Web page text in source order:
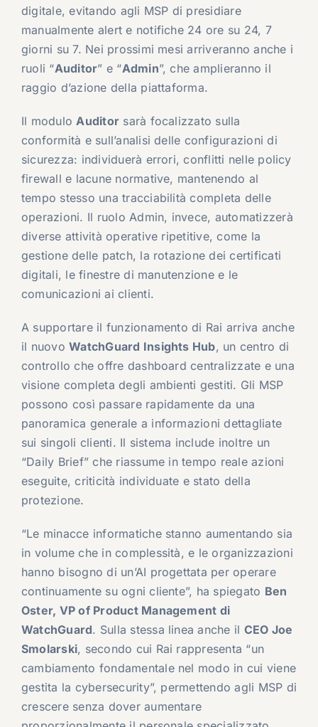
digitale, evitando agli MSP di presidiare
manualmente alert e notifiche 24 ore su 24, 7
giorni su 7. Nei prossimi mesi arriveranno anche i
ruoli “Auditor” e “Admin”, che amplieranno il
raggio d’azione della piattaforma.
Il moduloAuditor sarà focalizzato sulla
conformità e sull’analisi delle configurazioni di
sicurezza: individuerà errori, conflitti nelle policy
firewall e lacune normative, mantenendo al
tempo stesso una tracciabilità completa delle
operazioni. Il ruolo Admin, invece, automatizzerà
diverse attività operative ripetitive, come la
gestione delle patch, la rotazione dei certificati
digitali, le finestre di manutenzione e le
comunicazioni ai clienti.
A supportare il funzionamento di Rai arriva anche
il nuovoWatchGuard Insights Hub, un centro di
controllo che offre dashboard centralizzate e una
visione completa degli ambienti gestiti. Gli MSP
possono così passare rapidamente da una
panoramica generale a informazioni dettagliate
sui singoli clienti. Il sistema include inoltre un
“Daily Brief” che riassume in tempo reale azioni
eseguite, criticità individuate e stato della
protezione.
“Le minacce informatiche stanno aumentando sia
in volume che in complessità, e le organizzazioni
hanno bisogno di un’AI progettata per operare
continuamente su ogni cliente”, ha spiegato Ben
Oster, VP of Product Management di
WatchGuard. Sulla stessa linea anche il CEO Joe
Smolarski, secondo cui Rai rappresenta “un
cambiamento fondamentale nel modo in cui viene
gestita la cybersecurity”, permettendo agli MSP di
crescere senza dover aumentare